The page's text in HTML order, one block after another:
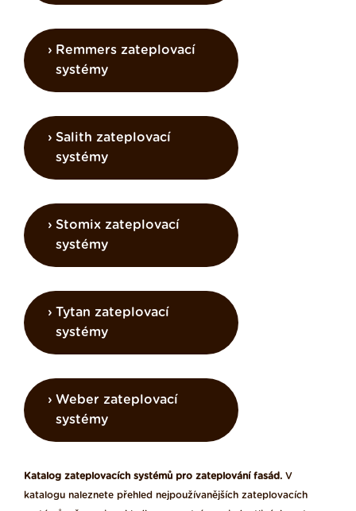
Remmers zateplovací
systémy
Salith zateplovací
systémy
Stomix zateplovací
systémy
Tytan zateplovací
systémy
Weber zateplovací
systémy
Katalog zateplovacích systémů pro zateplování fasád. V
katalogu naleznete přehled nejpoužívanějších zateplovacích